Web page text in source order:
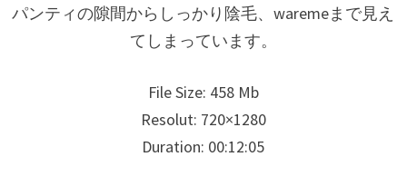
パンティの隙間からしっかり陰毛、waremeまで見え
てしまっています。
File Size: 458 Mb
Resolut: 720×1280
Duration: 00:12:05